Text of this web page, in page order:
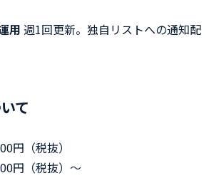
用 週1回更新。独自リストへの通知配
て
円（税抜）
円（税抜）〜